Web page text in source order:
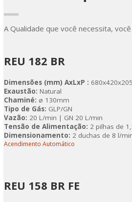
A Qualidade que você necessita,
REU 182 BR
Dimensões (mm) AxLxP : 680x420x205
Exaustão: Natural
Chaminé: ø 130mm
Tipo de Gás: GLP/GN
Vazão: 20 L/min | GN 20 L/min
Tensão de Alimentação: 2 pilhas de
Dimensionamento: 2 duchas de 8 l/
Acendimento Automático
REU 158 BR FE